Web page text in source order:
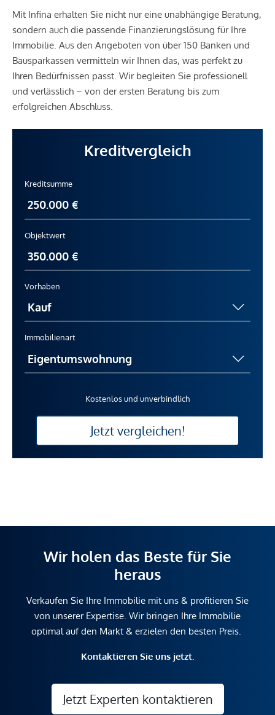
Mit Infina erhalten Sie nicht nur eine unabhängige Beratung,
sondern auch die passende Finanzierungslösung für Ihre
Immobilie. Aus den Angeboten von über 150 Banken und
Bausparkassen vermitteln wir Ihnen das, was perfekt zu
Ihren Bedürfnissen passt. Wir begleiten Sie professionell
und verlässlich – von der ersten Beratung bis zum
erfolgreichen Abschluss.
Kreditvergleich
Kreditsumme
Objektwert
Vorhaben
Immobilienart
Kostenlos und unverbindlich
Jetzt vergleichen!
Wir holen das Beste für Sie
heraus
Verkaufen Sie Ihre Immobilie mit uns & profitieren Sie
von unserer Expertise. Wir bringen Ihre Immobilie
optimal auf den Markt & erzielen den besten Preis.
Kontaktieren Sie uns jetzt.
Jetzt Experten kontaktieren